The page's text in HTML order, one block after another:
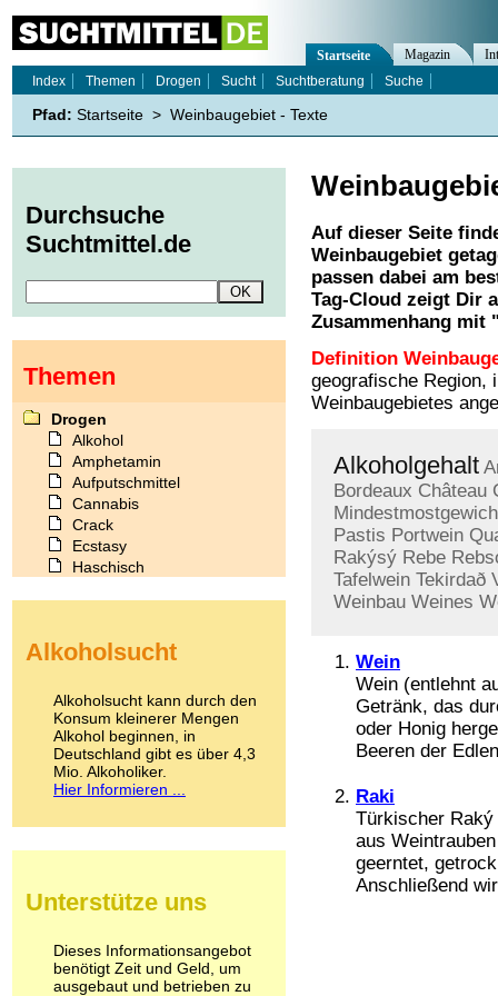
Auf dieser Seite
Weinbaugebiet
passen dabei am
Tag-Cloud zeigt Dir
Zusammenhang mit
Definition
geografische Region,
Weinbaugebietes
Alkoholgehalt
Bordeaux Château
Pastis Portwein
Rakýsý Rebe
Tafelwein Tekirdað
Weinbau Weines
Wein
Wein (entlehnt
Getränk, das
oder Honig
Beeren der
Raki
Türkischer
aus
geerntet,
Anschließend
Startseite Magazin
Index
Themen Drogen Sucht Suchtberatung Suche
Pfad: Startseite > Weinbaugebiet - Texte
Durchsuche
Suchtmittel.de
Themen
Drogen
Alkohol
Amphetamin
Aufputschmittel
Cannabis
Crack
Ecstasy
Haschisch
Kokain
LSD
Marihuana
Medikamente
Meskalin
Metamphetamin
Methadon
Pilze
Psychopharmaka
Schlafmittel
Schmerzmittel
Alkoholsucht
Alkoholsucht kann durch den
Konsum kleinerer Mengen
Alkohol beginnen, in
Deutschland gibt es über 4,3
Mio. Alkoholiker.
Hier Informieren ...
Unterstütze uns
Dieses Informationsangebot
benötigt Zeit und Geld, um
ausgebaut und betrieben zu